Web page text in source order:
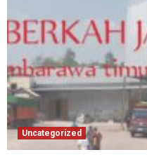
Uncategorized